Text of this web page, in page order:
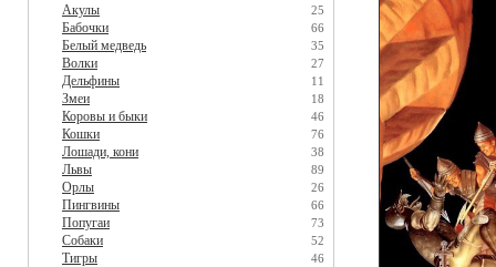
Акулы 25
Бабочки 66
Белый медведь 35
Волки 27
Дельфины 11
Змеи 18
Коровы и быки 46
Кошки 76
Лошади, кони 38
Львы 89
Орлы 26
Пингвины 66
Попугаи 73
Собаки 52
Тигры 46